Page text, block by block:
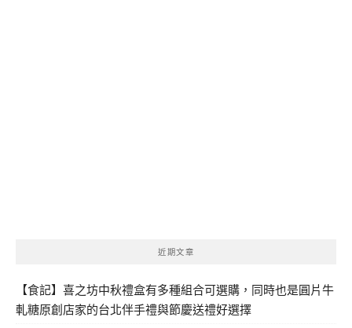
近期文章
【食記】喜之坊中秋禮盒有多種組合可選購，同時也是圓片牛
軋糖原創店家的台北伴手禮與節慶送禮好選擇